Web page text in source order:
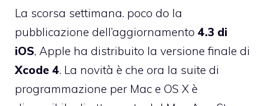
La scorsa settimana. poco do la
pubblicazione dell’aggiornamento 4.3 di
iOS, Apple ha distribuito la versione finale di
Xcode 4. La novità è che ora la suite di
programmazione per Mac e OS X è